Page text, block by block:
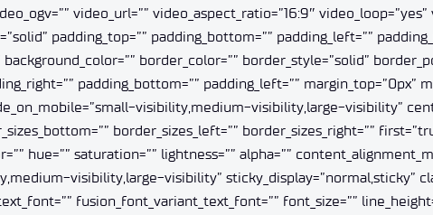
video_url=”” video_aspect_ratio=”16:9″
padding_top=”” padding_bottom=”” padding_left=””
border_color=”” border_style=”solid”
padding_bottom=”” padding_left=”” margin_top=”0px”
visibility,medium-visibility,large-visibility”
border_sizes_left=”” border_sizes_right=””
hue=”” saturation=”” lightness=”” alpha=””
visibility,large-visibility” sticky_display=”normal,sticky”
fusion_font_variant_text_font=”” font_size=””